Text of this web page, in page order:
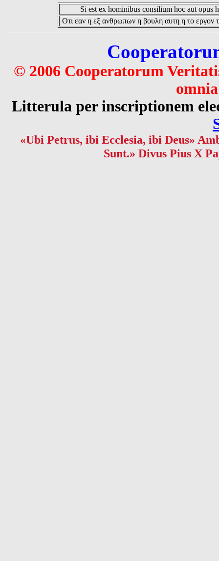
Si est ex hominibus consilium hoc aut opus
Οτι εαν η εξ ανθρωπων η βουλη αυτη η το εργον
© 2006 Cooperatorum
Litterula per inscriptionem
«Ubi Petrus, ibi Ecclesia, ibi Deus»
Sunt.» Divus Pius X